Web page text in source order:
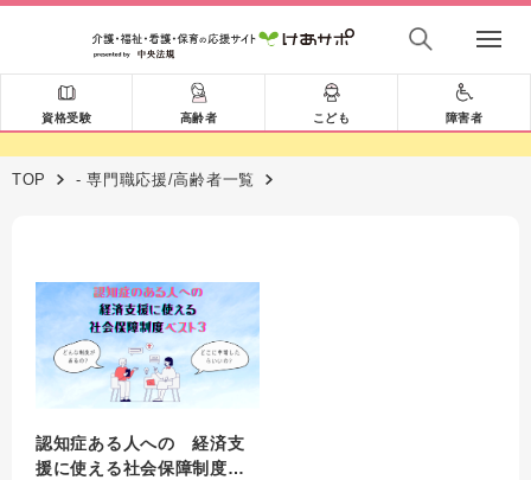
資格受験 高齢者 こども 障害者
TOP - 専門職応援/高齢者一覧
認知症ある人への 経済支
援に使える社会保障制度ベ